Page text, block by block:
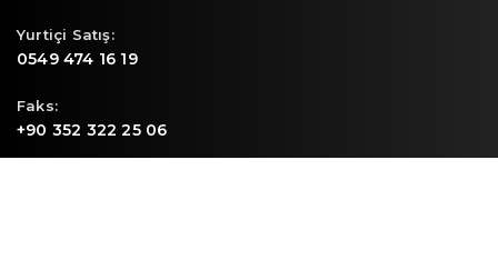
Yurtiçi Satış:
0549 474 16 19
Faks:
+90 352 322 25 06